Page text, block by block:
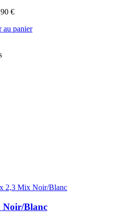
€
au panier
Noir/Blanc